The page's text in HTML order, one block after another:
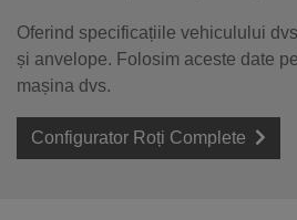
Oferind specificațiile vehiculului
și anvelope. Folosim aceste date
mașina dvs.
Configurator Roți Complete